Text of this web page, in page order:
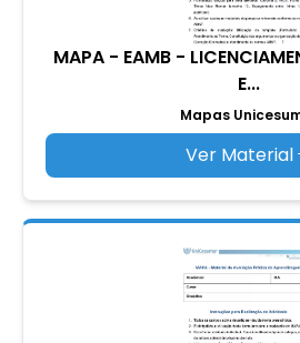
MAPA - EAMB -
E...
Mapas
Ver Material